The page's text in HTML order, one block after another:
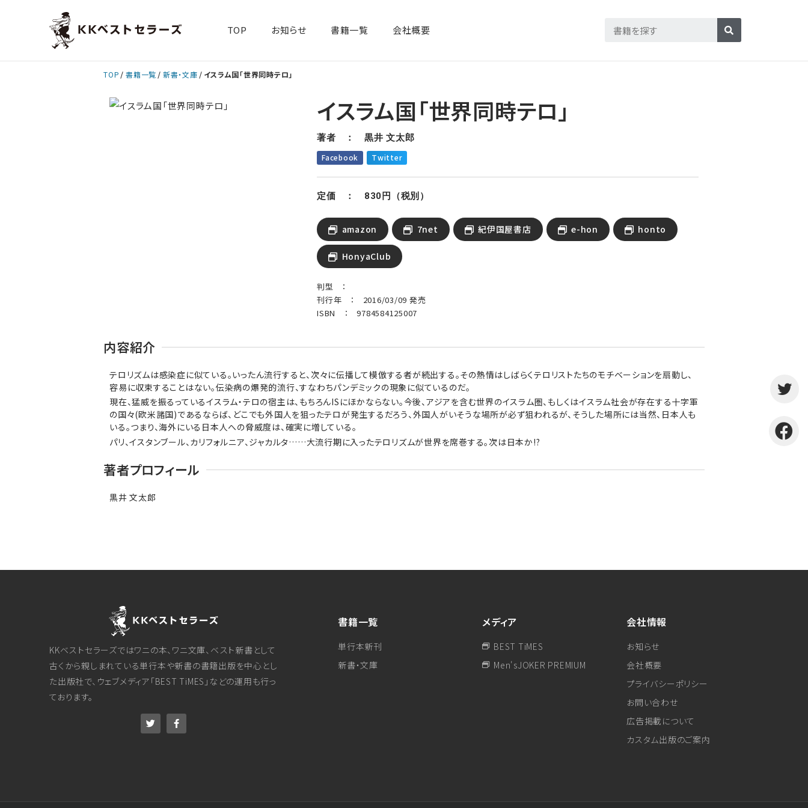
TOP お知らせ 書籍一覧​ 会社概要
TOP 書籍一覧 新書・文庫 イスラム国「世界同時テロ」
イスラム国「世界同時テロ」
著者 ： 黒井 文太郎
Facebook Twitter
定価 ： 830円（税別）
amazon 7net 紀伊国屋書店 e-hon honto
HonyaClub
判型 ：
刊行年 ： 2016/03/09 発売
ISBN ： 9784584125007
内容紹介
テロリズムは感染症に似ている。いったん流行すると、次々に伝播して模倣する者が続出する。その熱情はしばらくテロリストたちのモチベーションを扇動し、
容易に収束することはない。伝染病の爆発的流行、すなわちパンデミックの現象に似ているのだ。
現在、猛威を振るっているイスラム・テロの宿主は、もちろんISにほかならない。今後、アジアを含む世界のイスラム圏、もしくはイスラム社会が存在する十字軍
の国々(欧米諸国)であるならば、どこでも外国人を狙ったテロが発生するだろう、外国人がいそうな場所が必ず狙われるが、そうした場所には当然、日本人も
いる。つまり、海外にいる日本人への脅威度は、確実に増している。
パリ、イスタンブール、カリフォルニア、ジャカルタ……大流行期に入ったテロリズムが世界を席巻する。次は日本か!?
著者プロフィール
黒井 文太郎
KKベストセラーズではワニの本、ワニ文庫、ベスト新書として
古くから親しまれている単行本や新書の書籍出版を中心とし
た出版社で、ウェブメディア「BEST TiMES」などの運用も行っ
ております。
書籍一覧
単行本新刊
新書・文庫
メディア
BEST TiMES
Men'sJOKER PREMIUM
会社情報
お知らせ
会社概要
プライバシーポリシー
お問い合わせ
広告掲載について
カスタム出版のご案内